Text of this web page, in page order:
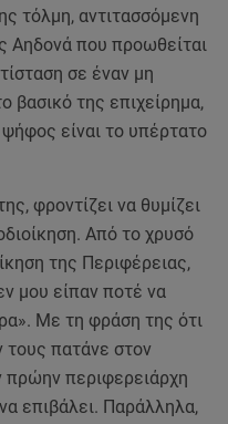
τόλμη, αντιτασσόμενη
Αηδονά που προωθείται
σε έναν μη
βασικό της επιχείρημα,
είναι το υπέρτατο
φροντίζει να θυμίζει
Από το χρυσό
της Περιφέρειας,
μου είπαν ποτέ να
Με τη φράση της ότι
τους πατάνε στον
πρώην περιφερειάρχη
επιβάλει. Παράλληλα,